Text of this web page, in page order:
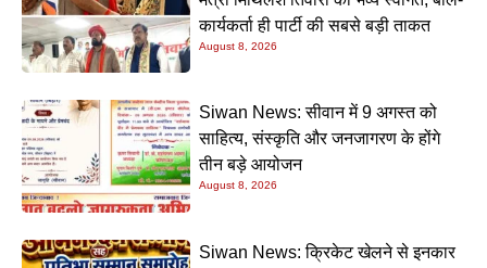
कार्यकर्ता ही पार्टी की सबसे बड़ी ताकत
August 8, 2026
Siwan News: सीवान में 9 अगस्त को
साहित्य, संस्कृति और जनजागरण के होंगे
तीन बड़े आयोजन
August 8, 2026
Siwan News: क्रिकेट खेलने से इनकार